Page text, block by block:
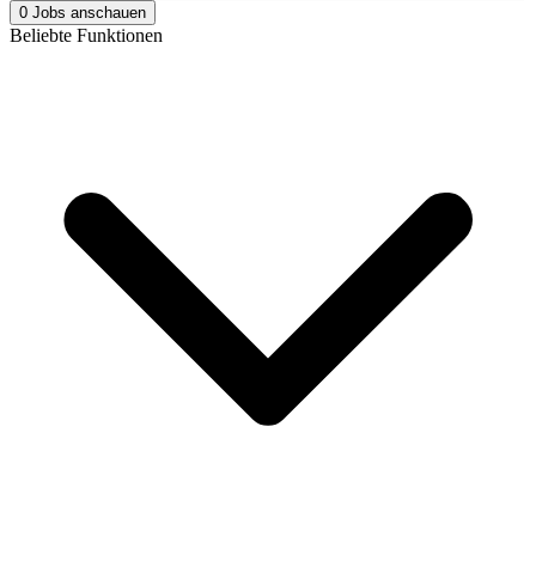
0 Jobs anschauen
Beliebte Funktionen